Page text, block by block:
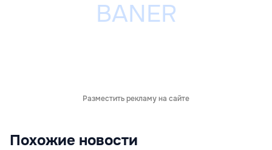
Разместить рекламу на сайте
Похожие новости